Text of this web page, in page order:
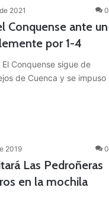
2021 0
Conquense ante un
por 1-4
Conquense sigue de
de Cuenca y se impuso
2019 0
Las Pedroñeras
en la mochila